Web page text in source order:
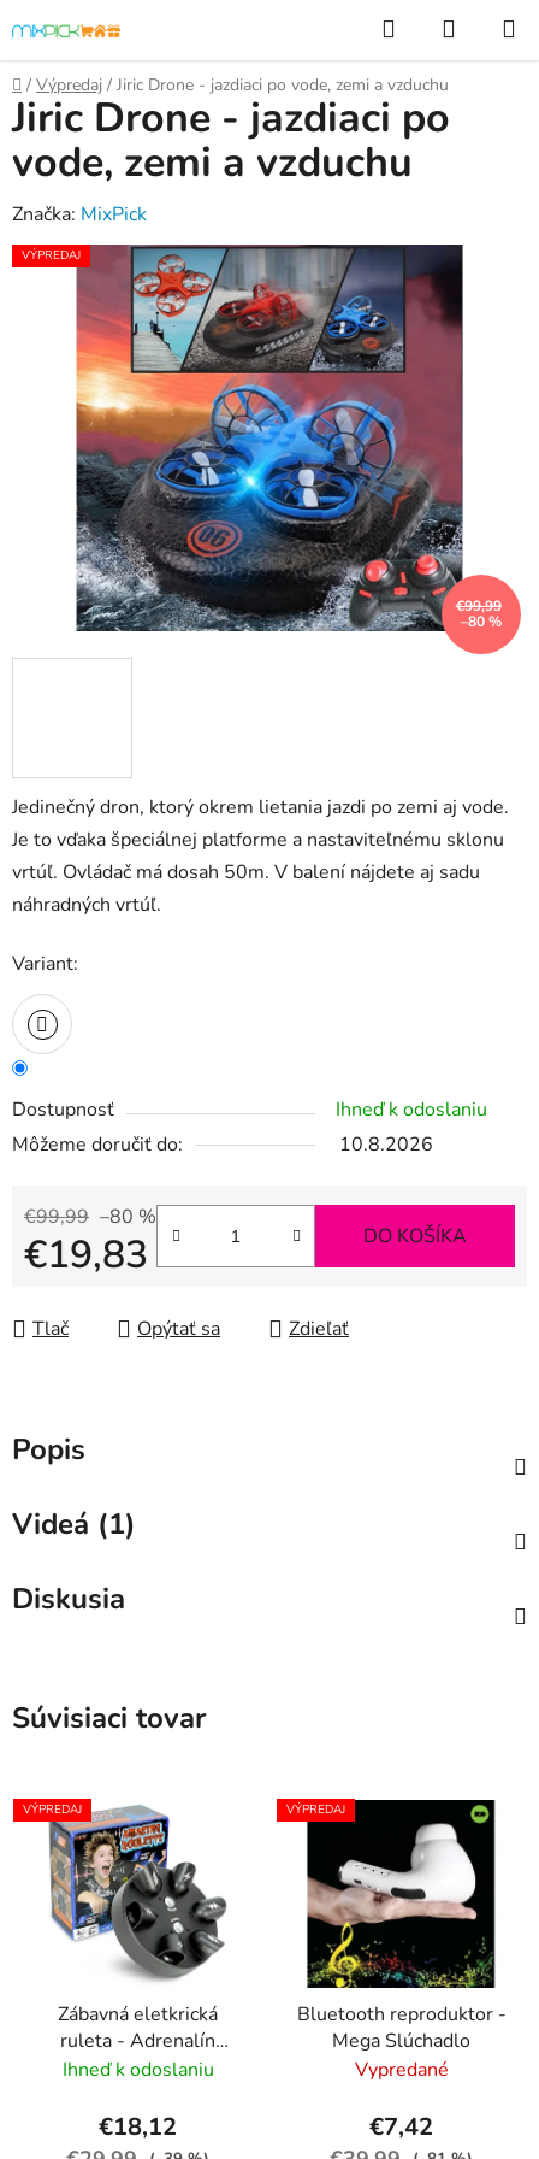
na
obsah
Hľadať
KOŠÍK
Domov
/ Výpredaj / Jiric Drone - jazdiaci po vode, zemi a vzduchu
Jedinečný dron, ktorý okrem lietania jazdi po zemi aj vode.
Je to vďaka špeciálnej platforme a nastaviteľnému sklonu
vrtúľ. Ovládač má dosah 50m. V balení nájdete aj sadu
náhradných vrtúľ.
Variant:
Dostupnosť
Ihneď k odoslaniu
Môžeme doručiť do:
10.8.2026
€99,99 –80 %
€19,83 DO KOŠÍKA
Tlač Opýtať sa Zdieľať
Jiric Drone - jazdiaci po
vode, zemi a vzduchu
Značka: MixPick
VÝPREDAJ
€99,99
–80 %
Popis
Videá (1)
Diskusia
Súvisiaci tovar
VÝPREDAJ
Zábavná eletkrická
ruleta - Adrenalín
zaručený ! (14+)
Ihneď k odoslaniu
€18,12
VÝPREDAJ
Bluetooth reproduktor -
Mega Slúchadlo
Vypredané
€7,42